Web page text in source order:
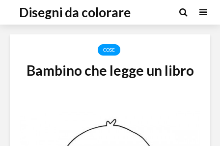
Disegni da colorare
COSE
Bambino che legge un libro